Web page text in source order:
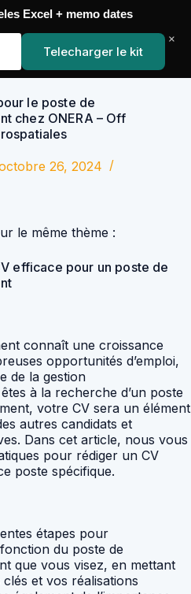
le poste de
chez ONERA – Off
26, 2024
le même thème :
efficace pour un poste de
connaît une croissance
opportunités d’emploi,
de la gestion
à la recherche d’un poste
votre CV sera un élément
autres candidats et
Dans cet article, nous vous
pour rédiger un CV
poste spécifique.
étapes pour
du poste de
que vous visez, en mettant
et vos réalisations
Excel + memo dates
Telecharger le kit
×